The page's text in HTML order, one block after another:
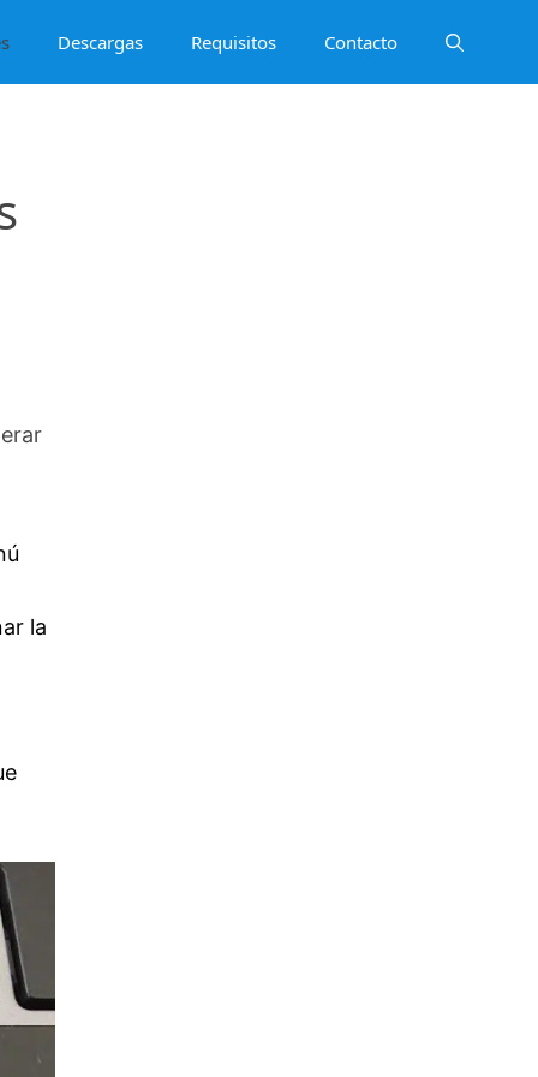
Descargas Requisitos Contacto
la